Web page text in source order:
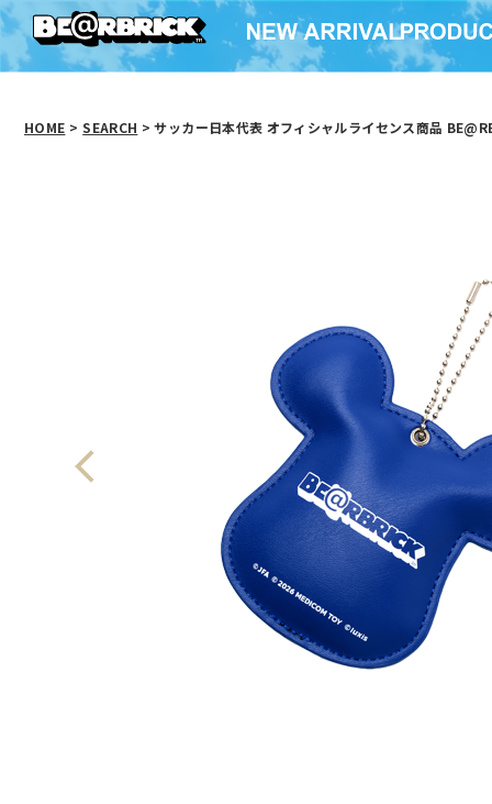
HOME > SEARCH > サッカー日本代表 オフィシャルライセンス商品